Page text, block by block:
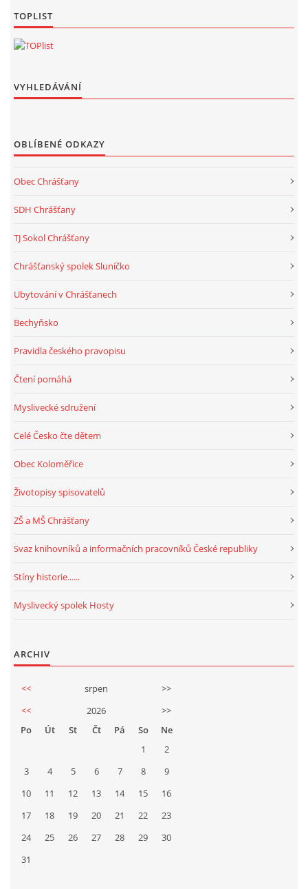
TOPLIST
VYHLEDÁVÁNÍ
OBLÍBENÉ ODKAZY
Obec Chrášťany
SDH Chrášťany
TJ Sokol Chrášťany
Chrášťanský spolek Sluníčko
Ubytování v Chrášťanech
Bechyňsko
Pravidla českého pravopisu
Čtení pomáhá
Myslivecké sdružení
Celé Česko čte dětem
Obec Koloměřice
Životopisy spisovatelů
ZŠ a MŠ Chrášťany
Svaz knihovníků a informačních pracovníků České republiky
Stíny historie......
Myslivecký spolek Hosty
ARCHIV
<< srpen
>>
<<
2026
>>
Po
Út St Čt Pá So
Ne
1
2
3
4 5 6 7 8
9
10
11 12 13 14 15
16
17
18 19 20 21 22
23
24
25 26 27 28 29
30
31